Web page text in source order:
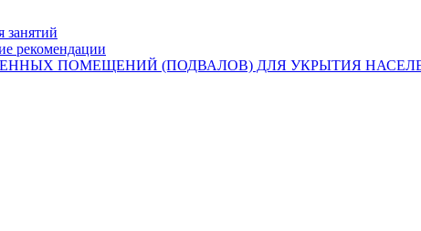
занятий
рекомендации
ПОМЕЩЕНИЙ (ПОДВАЛОВ) ДЛЯ УКРЫТИЯ